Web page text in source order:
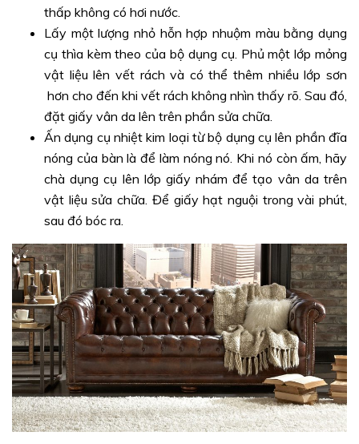
thấp không có hơi nước.
Lấy một lượng nhỏ hỗn hợp nhuộm màu bằng dụng
cụ thìa kèm theo của bộ dụng cụ. Phủ một lớp mỏng
vật liệu lên vết rách và có thể thêm nhiều lớp sơn
hơn cho đến khi vết rách không nhìn thấy rõ. Sau đó,
đặt giấy vân da lên trên phần sửa chữa.
Ấn dụng cụ nhiệt kim loại từ bộ dụng cụ lên phần đĩa
nóng của bàn là để làm nóng nó. Khi nó còn ấm, hãy
chà dụng cụ lên lớp giấy nhám để tạo vân da trên
vật liệu sửa chữa. Để giấy hạt nguội trong vài phút,
sau đó bóc ra.